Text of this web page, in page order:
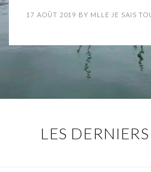
17 AOÛT 2019 BY MLLE JE SAIS
LES